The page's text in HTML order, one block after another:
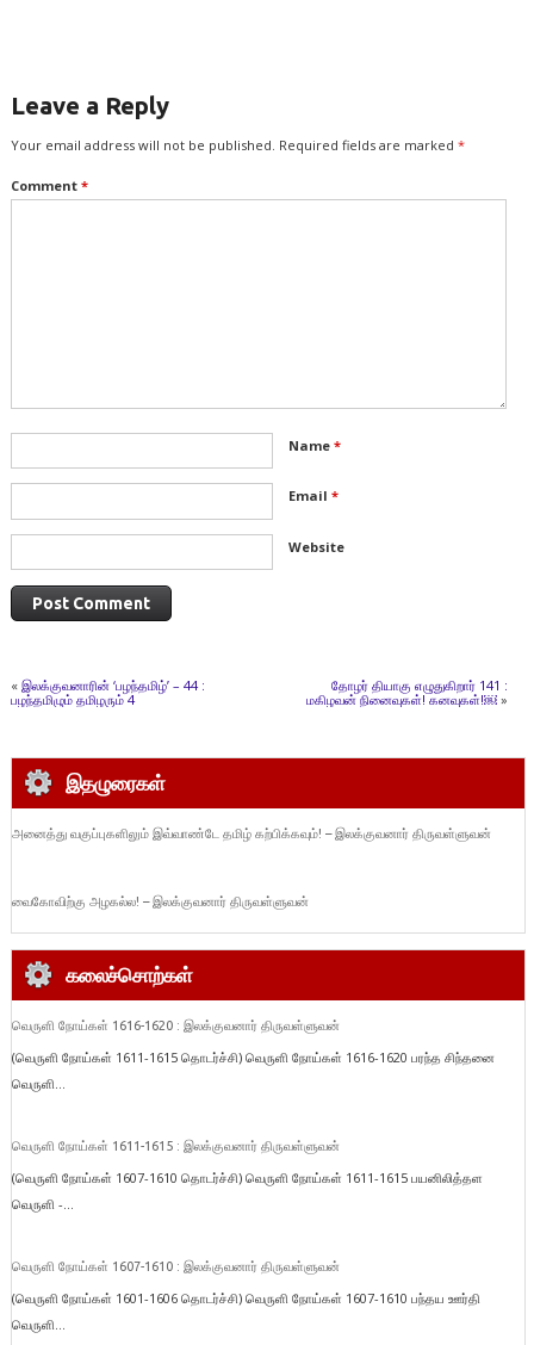
Leave a Reply
Your email address will not be published. Required fields are marked *
Comment *
Name *
Email *
Website
« இலக்குவனாரின் ‘பழந்தமிழ்’ – 44 :
பழந்தமிழும் தமிழரும் 4
தோழர் தியாகு எழுதுகிறார் 141 :
மகிழவன் நினைவுகள்! கனவுகள்!￼ »
இதழுரைகள்
அனைத்து வகுப்புகளிலும் இவ்வாண்டே தமிழ் கற்பிக்கவும்! – இலக்குவனார் திருவள்ளுவன்
வைகோவிற்கு அழகல்ல! – இலக்குவனார் திருவள்ளுவன்
கலைச்சொற்கள்
வெருளி நோய்கள் 1616-1620 : இலக்குவனார் திருவள்ளுவன்
(வெருளி நோய்கள் 1611-1615 தொடர்ச்சி) வெருளி நோய்கள் 1616-1620 பரந்த சிந்தனை
வெருளி...
வெருளி நோய்கள் 1611-1615 : இலக்குவனார் திருவள்ளுவன்
(வெருளி நோய்கள் 1607-1610 தொடர்ச்சி) வெருளி நோய்கள் 1611-1615 பயனிலித்தள
வெருளி -...
வெருளி நோய்கள் 1607-1610 : இலக்குவனார் திருவள்ளுவன்
(வெருளி நோய்கள் 1601-1606 தொடர்ச்சி) வெருளி நோய்கள் 1607-1610 பந்தய ஊர்தி
வெருளி...